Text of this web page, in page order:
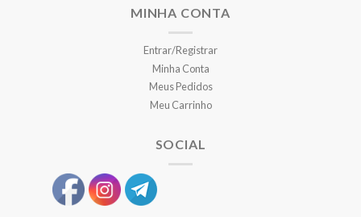
MINHA CONTA
Entrar/Registrar
Minha Conta
Meus Pedidos
Meu Carrinho
SOCIAL